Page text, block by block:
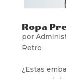
Ropa
por
Retro
¿Estas